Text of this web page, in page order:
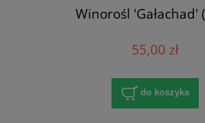
Winorośl 'Gałachad'
55,00 zł
do koszyka